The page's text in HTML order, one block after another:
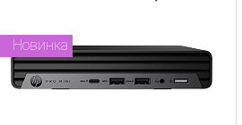
Новинка